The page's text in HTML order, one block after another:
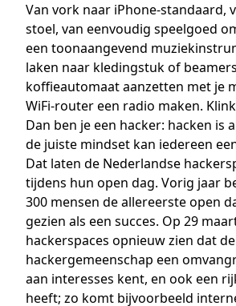
Van vork naar iPhone-standaard,
stoel, van eenvoudig speelgoed
een toonaangevend
laken naar kledingstuk of
koffieautomaat aanzetten met je
WiFi-router een radio maken.
Dan ben je een hacker: hacken is
de juiste mindset kan iedereen
Dat laten de Nederlandse
tijdens hun open dag. Vorig jaar
300 mensen de allereerste open
gezien als een succes. Op 29
hackerspaces opnieuw zien dat de
hackergemeenschap een
aan interesses kent, en ook een
heeft; zo komt bijvoorbeeld